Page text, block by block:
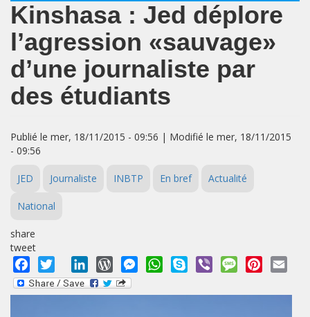
Kinshasa : Jed déplore
l’agression «sauvage»
d’une journaliste par
des étudiants
Publié le mer, 18/11/2015 - 09:56 | Modifié le mer, 18/11/2015
- 09:56
JED Journaliste INBTP En bref Actualité
National
share
tweet
Facebook
Twitter LinkedInWordPressMessengerWhatsApp
Skype Viber MessagePinterest